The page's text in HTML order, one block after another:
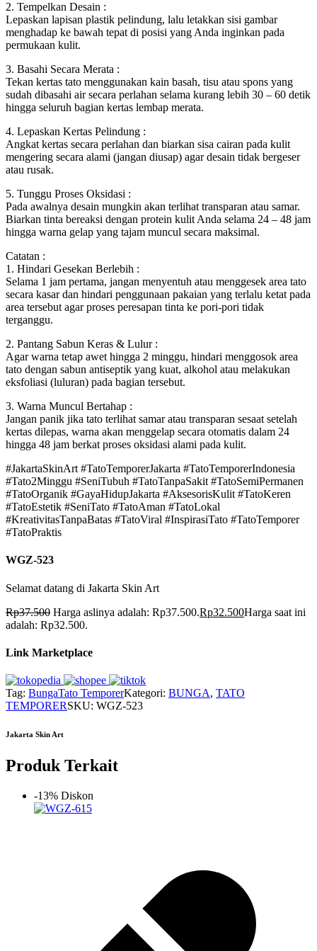
2. Tempelkan Desain :
Lepaskan lapisan plastik pelindung, lalu letakkan sisi gambar
menghadap ke bawah tepat di posisi yang Anda inginkan pada
permukaan kulit.
3. Basahi Secara Merata :
Tekan kertas tato menggunakan kain basah, tisu atau spons yang
sudah dibasahi air secara perlahan selama kurang lebih 30 – 60 detik
hingga seluruh bagian kertas lembap merata.
4. Lepaskan Kertas Pelindung :
Angkat kertas secara perlahan dan biarkan sisa cairan pada kulit
mengering secara alami (jangan diusap) agar desain tidak bergeser
atau rusak.
5. Tunggu Proses Oksidasi :
Pada awalnya desain mungkin akan terlihat transparan atau samar.
Biarkan tinta bereaksi dengan protein kulit Anda selama 24 – 48 jam
hingga warna gelap yang tajam muncul secara maksimal.
Catatan :
1. Hindari Gesekan Berlebih :
Selama 1 jam pertama, jangan menyentuh atau menggesek area tato
secara kasar dan hindari penggunaan pakaian yang terlalu ketat pada
area tersebut agar proses peresapan tinta ke pori-pori tidak
terganggu.
2. Pantang Sabun Keras & Lulur :
Agar warna tetap awet hingga 2 minggu, hindari menggosok area
tato dengan sabun antiseptik yang kuat, alkohol atau melakukan
eksfoliasi (luluran) pada bagian tersebut.
3. Warna Muncul Bertahap :
Jangan panik jika tato terlihat samar atau transparan sesaat setelah
kertas dilepas, warna akan menggelap secara otomatis dalam 24
hingga 48 jam berkat proses oksidasi alami pada kulit.
#JakartaSkinArt #TatoTemporerJakarta #TatoTemporerIndonesia
#Tato2Minggu #SeniTubuh #TatoTanpaSakit #TatoSemiPermanen
#TatoOrganik #GayaHidupJakarta #AksesorisKulit #TatoKeren
#TatoEstetik #SeniTato #TatoAman #TatoLokal
#KreativitasTanpaBatas #TatoViral #InspirasiTato #TatoTemporer
#TatoPraktis
WGZ-523
Selamat datang di Jakarta Skin Art
Rp37.500 Harga aslinya adalah: Rp37.500.Rp32.500Harga saat ini
adalah: Rp32.500.
Link Marketplace
Tag: BungaTato TemporerKategori: BUNGA, TATO
TEMPORERSKU: WGZ-523
Jakarta Skin Art
Produk Terkait
-13% Diskon